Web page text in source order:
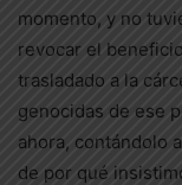
momento, y no
revocar el
trasladado a la
genocidas de ese
ahora, contándolo
de por qué